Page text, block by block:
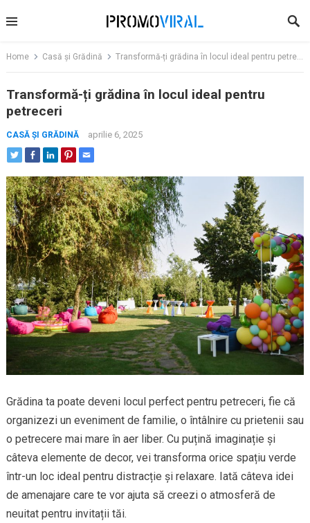
to
Home Casă și Grădină Transformă-ți grădina în locul ideal pentru petreceri
Transformă-ți grădina în locul ideal pentru
petreceri
CASĂ ȘI GRĂDINĂ aprilie 6, 2025
Grădina ta poate deveni locul perfect pentru petreceri, fie că
organizezi un eveniment de familie, o întâlnire cu prietenii sau
o petrecere mai mare în aer liber. Cu puțină imaginație și
câteva elemente de decor, vei transforma orice spațiu verde
într-un loc ideal pentru distracție și relaxare. Iată câteva idei
de amenajare care te vor ajuta să creezi o atmosferă de
neuitat pentru invitații tăi.